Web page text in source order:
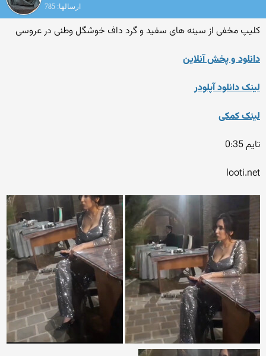
ارسالها: 785
کلیپ مخفی از سینه های سفید و گرد داف خوشگل وطنی در عروسی
دانلود و پخش آنلاین
لینک دانلود آپلودر
لینک کمکی
تایم 0:35
looti.net